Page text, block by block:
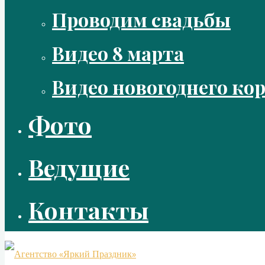
Проводим свадьбы
Видео 8 марта
Видео новогоднего
Фото
Ведущие
Контакты